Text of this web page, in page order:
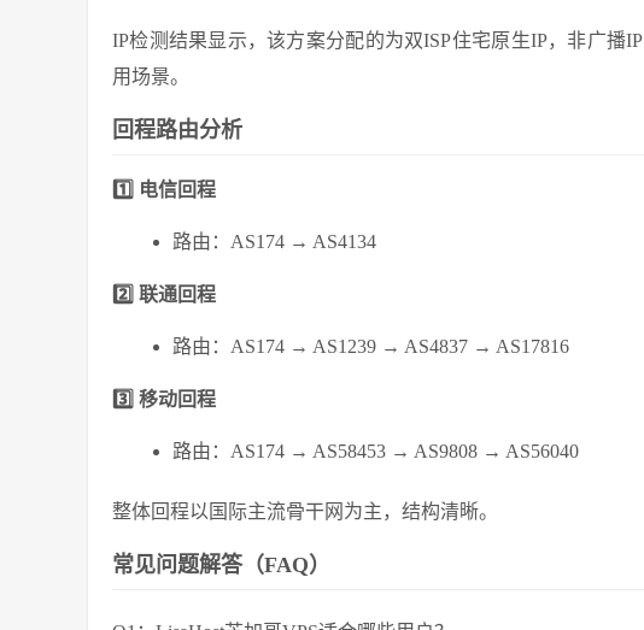
IP检测结果显示，该方案分配的为双ISP住宅原生IP，非广播
用场景。
回程路由分析
1️⃣ 电信回程
路由：AS174 → AS4134
2️⃣ 联通回程
路由：AS174 → AS1239 → AS4837 → AS17816
3️⃣ 移动回程
路由：AS174 → AS58453 → AS9808 → AS56040
整体回程以国际主流骨干网为主，结构清晰。
常见问题解答（FAQ）